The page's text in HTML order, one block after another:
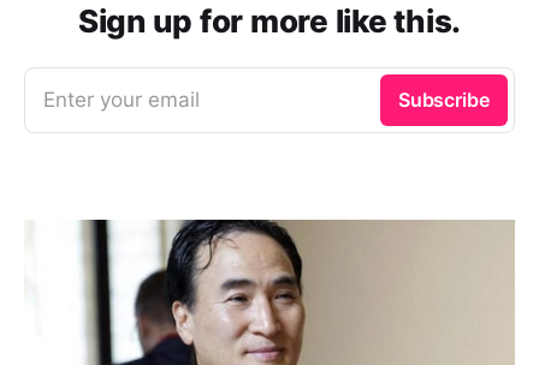
Sign up for more like this.
Enter your email Subscribe